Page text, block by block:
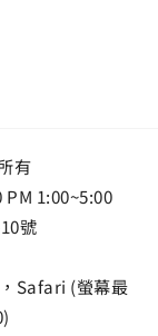
有
PM 1:00~5:00
號
Safari (螢幕最